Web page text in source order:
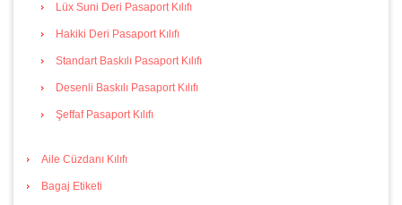
Lüx Suni Deri Pasaport Kılıfı
Hakiki Deri Pasaport Kılıfı
Standart Baskılı Pasaport Kılıfı
Desenli Baskılı Pasaport Kılıfı
Şeffaf Pasaport Kılıfı
Aile Cüzdanı Kılıfı
Bagaj Etiketi